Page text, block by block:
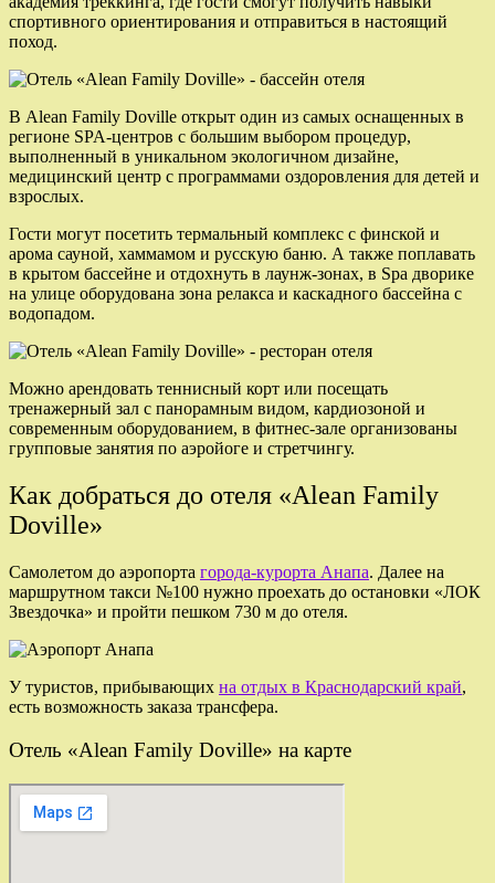
спортивного ориентирования и отправиться в настоящий
поход.
В Alean Family Doville открыт один из самых оснащенных в
регионе SPA-центров с большим выбором процедур,
выполненный в уникальном экологичном дизайне,
медицинский центр с программами оздоровления для детей и
взрослых.
Гости могут посетить термальный комплекс с финской и
арома сауной, хаммамом и русскую баню. А также поплавать
в крытом бассейне и отдохнуть в лаунж-зонах, в Spa дворике
на улице оборудована зона релакса и каскадного бассейна с
водопадом.
Можно арендовать теннисный корт или посещать
тренажерный зал с панорамным видом, кардиозоной и
современным оборудованием, в фитнес-зале организованы
групповые занятия по аэройоге и стретчингу.
Как добраться до отеля «Alean Family
Doville»
Самолетом до аэропорта города-курорта Анапа. Далее на
маршрутном такси №100 нужно проехать до остановки «ЛОК
Звездочка» и пройти пешком 730 м до отеля.
У туристов, прибывающих на отдых в Краснодарский край,
есть возможность заказа трансфера.
Отель «Alean Family Doville» на карте